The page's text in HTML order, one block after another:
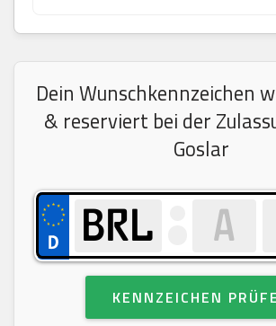
Dein Wunschkennzeichen
& reserviert bei der
Goslar
KENNZEICHEN